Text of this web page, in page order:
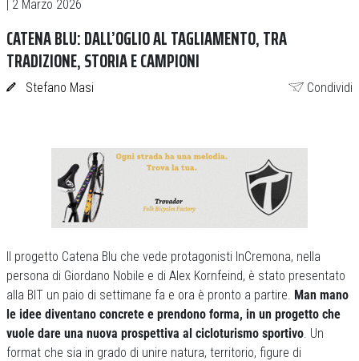
| 2 Marzo 2026
CATENA BLU: DALL’OGLIO AL TAGLIAMENTO, TRA
TRADIZIONE, STORIA E CAMPIONI
Stefano Masi Condividi
Il progetto Catena Blu che vede protagonisti InCremona, nella
persona di Giordano Nobile e di Alex Kornfeind, è stato presentato
alla BIT un paio di settimane fa e ora è pronto a partire. Man mano
le idee diventano concrete e prendono forma, in un progetto che
vuole dare una nuova prospettiva al cicloturismo sportivo. Un
format che sia in grado di unire natura, territorio, figure di